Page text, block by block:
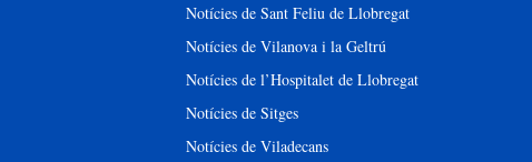
Notícies de Sant Feliu de Llobregat
Notícies de Vilanova i la Geltrú
Notícies de l’Hospitalet de Llobregat
Notícies de Sitges
Notícies de Viladecans